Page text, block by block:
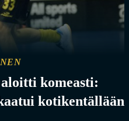
komeasti:
kotikentällään